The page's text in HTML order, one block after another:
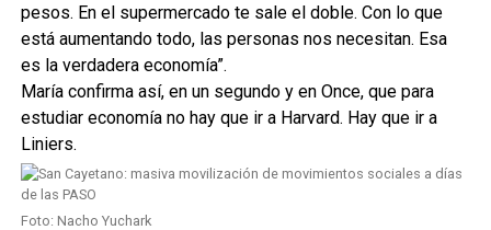
pesos. En el supermercado te sale el doble. Con lo que
está aumentando todo, las personas nos necesitan. Esa
es la verdadera economía”.
María confirma así, en un segundo y en Once, que para
estudiar economía no hay que ir a Harvard. Hay que ir a
Liniers.
Foto: Nacho Yuchark